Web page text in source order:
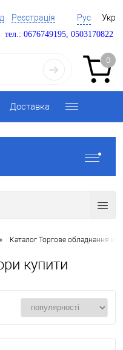
Реєстрація Рус Укр
тел.: 0676749195, 0503170822
0
Доставка
Каталог Торгове обладнання
купити